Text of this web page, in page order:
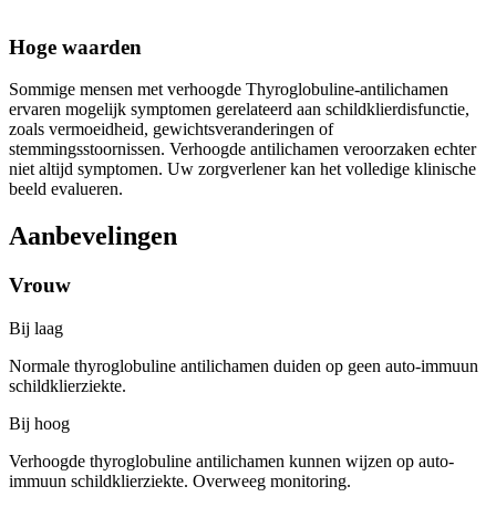
Hoge waarden
Sommige mensen met verhoogde Thyroglobuline-antilichamen
ervaren mogelijk symptomen gerelateerd aan schildklierdisfunctie,
zoals vermoeidheid, gewichtsveranderingen of
stemmingsstoornissen. Verhoogde antilichamen veroorzaken echter
niet altijd symptomen. Uw zorgverlener kan het volledige klinische
beeld evalueren.
Aanbevelingen
Vrouw
Bij laag
Normale thyroglobuline antilichamen duiden op geen auto-immuun
schildklierziekte.
Bij hoog
Verhoogde thyroglobuline antilichamen kunnen wijzen op auto-
immuun schildklierziekte. Overweeg monitoring.